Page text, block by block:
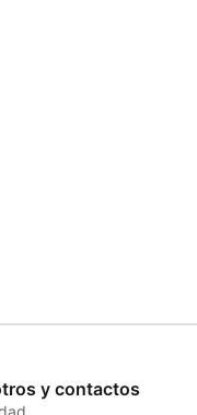
y contactos